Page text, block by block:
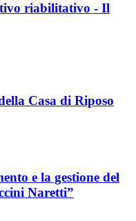
riabilitativo - Il
Casa di Riposo
e la gestione del
Naretti”